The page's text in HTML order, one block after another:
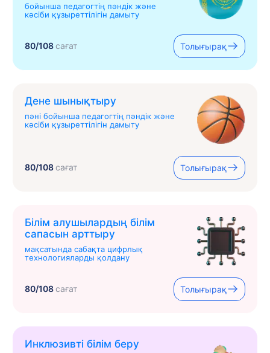
бойынша педагогтің пәндік және
кәсіби құзыреттілігін дамыту
80/108сағат Толығырақ
Дене шынықтыру
пәні бойынша педагогтің пәндік және
кәсіби құзыреттілігін дамыту
80/108сағат Толығырақ
Білім алушылардың білім
сапасын арттыру
мақсатында сабақта цифрлық
технологияларды қолдану
80/108сағат Толығырақ
Инклюзивті білім беру